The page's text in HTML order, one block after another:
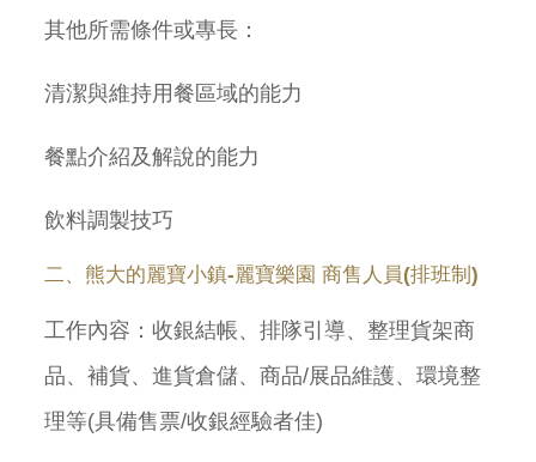
其他所需條件或專長：
清潔與維持用餐區域的能力
餐點介紹及解說的能力
飲料調製技巧
二、熊大的麗寶小鎮-麗寶樂園 商售人員(排班制)
工作內容：收銀結帳、排隊引導、整理貨架商
品、補貨、進貨倉儲、商品/展品維護、環境整
理等(具備售票/收銀經驗者佳)